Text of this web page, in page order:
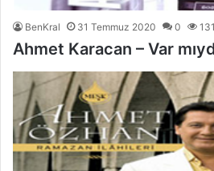
BenKral 31 Temmuz 2020 0 131
Ahmet Karacan – Var